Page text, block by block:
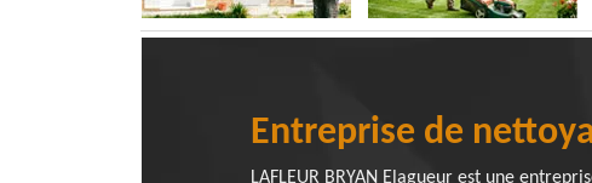
Entreprise de
LAFLEUR BRYAN Elagueur est une